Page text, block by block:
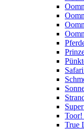
Toor!
True